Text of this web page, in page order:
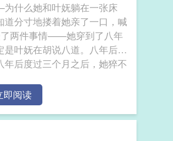
什么她和叶妩躺在一张床
分寸地搂着她亲了一口，喊
了两件事情——她穿到了八年
叶妩在胡说八道。八年后的
后度过三个月之后，她猝不
并赏了她一个脑瓜崩。——预
不一样的解读。营销号：
但印象确实不佳。叶池栩：
在一起苦了你了。叶池栩的
即阅读